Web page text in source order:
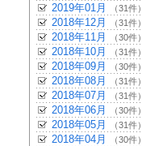
2019年01月 （31件）
2018年12月 （31件）
2018年11月 （30件）
2018年10月 （31件）
2018年09月 （30件）
2018年08月 （31件）
2018年07月 （31件）
2018年06月 （30件）
2018年05月 （31件）
2018年04月 （30件）